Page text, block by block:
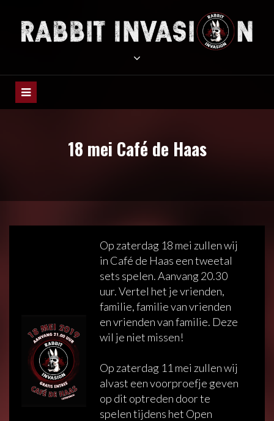
RABBIT INVASION
18 mei Café de Haas
Op zaterdag 18 mei zullen wij
in Café de Haas een tweetal
sets spelen. Aanvang 20.30
uur. Vertel het je vrienden,
familie, familie van vrienden
en vrienden van familie. Deze
wil je niet missen!
Op zaterdag 11 mei zullen wij
alvast een voorproefje geven
op dit optreden door te
spelen tijdens het Open